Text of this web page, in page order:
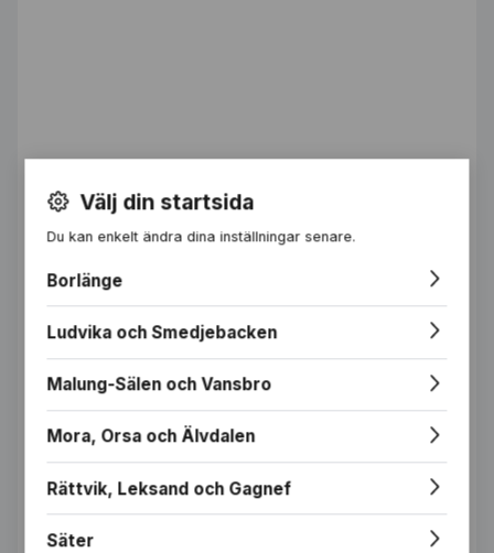
Mariana Nordlander, Arkitekt MSA
— Det här området har stått i princip öde i 50 år sedan
Välj din startsida
Du kan enkelt ändra dina inställningar senare.
Borlänge
Ludvika och Smedjebacken
Malung-Sälen och Vansbro
Mora, Orsa och Älvdalen
Rättvik, Leksand och Gagnef
Säter